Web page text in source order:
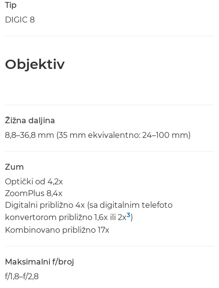
Tip
DIGIC 8
Objektiv
Žižna daljina
8,8–36,8 mm (35 mm ekvivalentno: 24–100 mm)
Zum
Optički od 4,2x
ZoomPlus 8,4x
Digitalni približno 4x (sa digitalnim telefoto
konvertorom približno 1,6x ili 2x3)
Kombinovano približno 17x
Maksimalni f/broj
f/1,8–f/2,8